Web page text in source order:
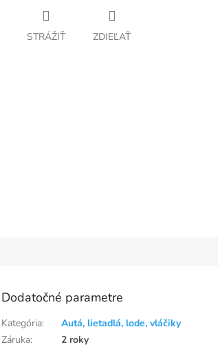
STRÁŽIŤ ZDIEĽAŤ
Dodatočné parametre
Kategória:
Autá, lietadlá, lode, vláčiky
Záruka:
2 roky